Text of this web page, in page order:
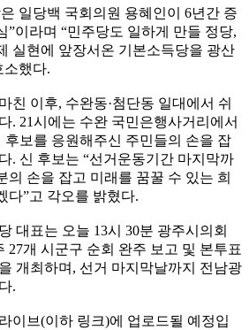
일당백 국회의원 용혜인이 6년간 증
”이라며 “민주당도 일하게 만들 정당,
실현에 앞장서온 기본소득당을 광산
소했다.
친 이후, 수완동·첨단동 일대에서 쉬
. 21시에는 수완 국민은행사거리에서
후보를 응원해주신 주민들의 손을 잡
. 신 후보는 “선거운동기간 마지막까
의 손을 잡고 미래를 꿈꿀 수 있는 희
다”고 각오를 밝혔다.
대표는 오늘 13시 30분 광주시의회
27개 시군구 순회 완주 보고 및 본투표
개최하며, 선거 마지막날까지 전남광
.
이브(이하 링크)에 업로드될 예정입